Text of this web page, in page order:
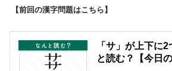
【前回の漢字問題はこちら】
「サ」が上下に
と読む？【今日の